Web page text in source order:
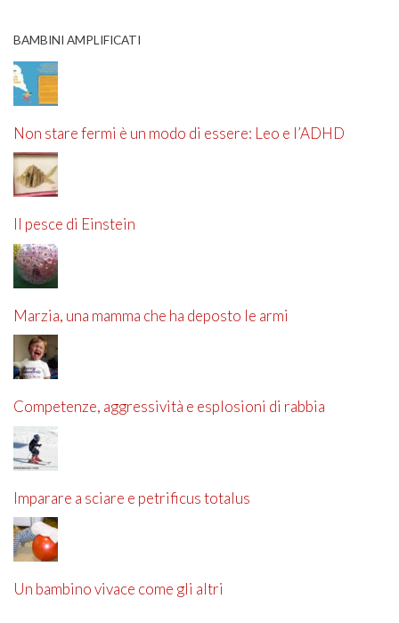
BAMBINI AMPLIFICATI
Non stare fermi è un modo di essere: Leo e l’ADHD
Il pesce di Einstein
Marzia, una mamma che ha deposto le armi
Competenze, aggressività e esplosioni di rabbia
Imparare a sciare e petrificus totalus
Un bambino vivace come gli altri